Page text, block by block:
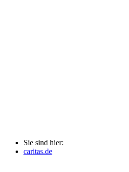
Sie sind hier:
caritas.de